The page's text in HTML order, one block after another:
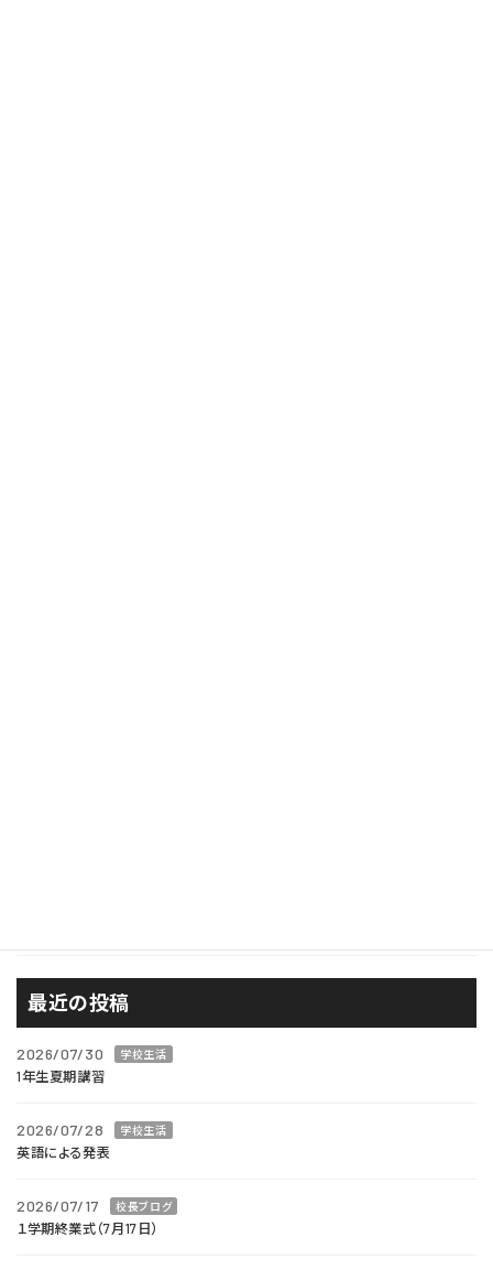
最近の投稿
2026/07/30 学校生活
1年生夏期講習
2026/07/28 学校生活
英語による発表
2026/07/17 校長ブログ
１学期終業式（7月17日）